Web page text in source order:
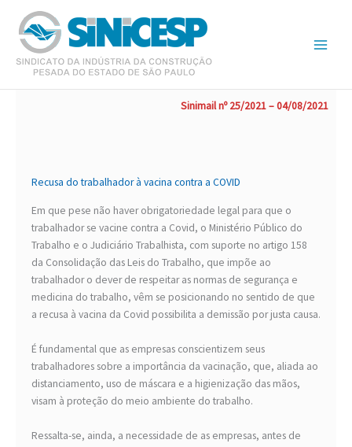
para
conteúdo
Sinimail nº 25/2021 – 04/08/2021
Recusa do trabalhador à vacina contra a COVID
Em que pese não haver obrigatoriedade legal para que o
trabalhador se vacine contra a Covid, o Ministério Público do
Trabalho e o Judiciário Trabalhista, com suporte no artigo 158
da Consolidação das Leis do Trabalho, que impõe ao
trabalhador o dever de respeitar as normas de segurança e
medicina do trabalho, vêm se posicionando no sentido de que
a recusa à vacina da Covid possibilita a demissão por justa causa.
É fundamental que as empresas conscientizem seus
trabalhadores sobre a importância da vacinação, que, aliada ao
distanciamento, uso de máscara e a higienização das mãos,
visam à proteção do meio ambiente do trabalho.
Ressalta-se, ainda, a necessidade de as empresas, antes de